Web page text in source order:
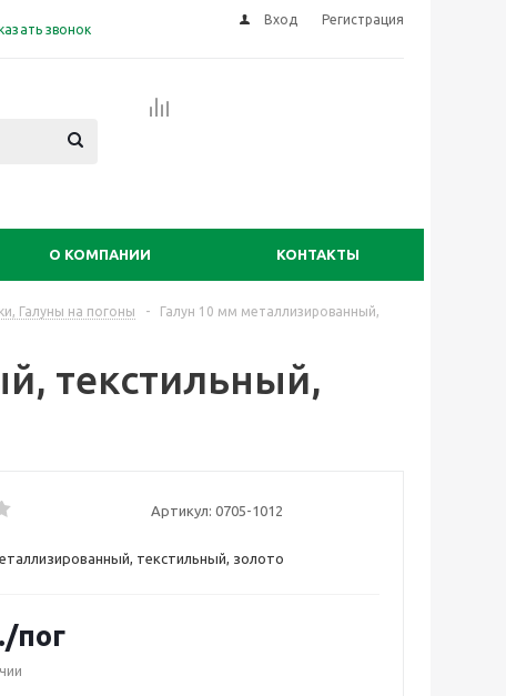
звонок
Вход Регистрация
О КОМПАНИИ КОНТАКТЫ
Галуны на погоны -
Галун 10 мм металлизированный,
текстильный,
Артикул: 0705-1012
текстильный, золото
/пог